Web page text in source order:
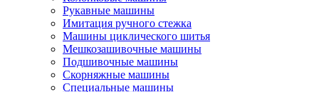
Рукавные машины
Имитация ручного стежка
Машины циклического шитья
Мешкозашивочные машины
Подшивочные машины
Скорняжные машины
Специальные машины